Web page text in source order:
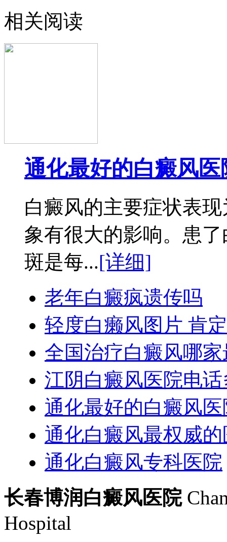
相关阅读
通化最好的白癜风医
白癜风的主要症状表
象有很大的影响。患
斑是每...[详细]
老年白癜疯遗传吗
轻度白癞风图片 肯定
全国治疗白癜风哪
江阴白癜风医院电
通化最好的白癜风医
通化白癜风最权威
通化白癜风专科医院
长春博润白癜风医院
Hospital